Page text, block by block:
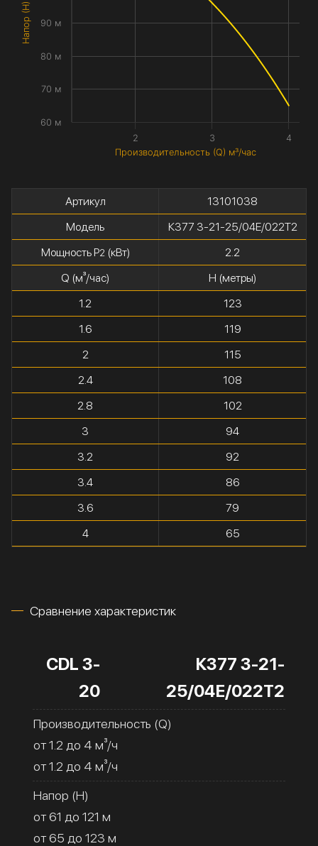
Производительность (Q) м³/час
2 3 4
60 м
70 м
80 м
90 м
Артикул
13101038
Модель
К377 3-21-25/04Е/022Т2
Мощность P2(кВт)
2.2
Q (м³/час)
H (метры)
1.2
123
1.6
119
2
115
2.4
108
2.8
102
3
94
3.2
92
3.4
86
3.6
79
4
65
Сравнение характеристик
CDL 3-
20
К377 3-21-
25/04Е/022Т2
Производительность (Q)
от 1.2 до 4 м³/ч
от 1.2 до 4 м³/ч
Напор (H)
от 61 до 121 м
от 65 до 123 м